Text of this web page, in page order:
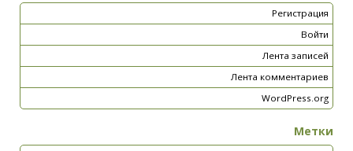
Регистрация
Войти
Лента записей
Лента комментариев
WordPress.org
Метки